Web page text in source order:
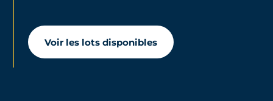
Voir les lots disponibles